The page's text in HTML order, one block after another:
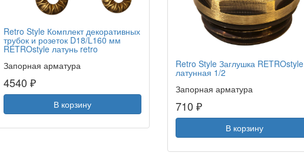
Retro Style Комплект декоративных
трубок и розеток D18/L160 мм
RETROstyle латунь retro
Запорная арматура
4540 ₽
В корзину
Retro Style Заглушка RETROstyle
латунная 1/2
Запорная арматура
710 ₽
В корзину